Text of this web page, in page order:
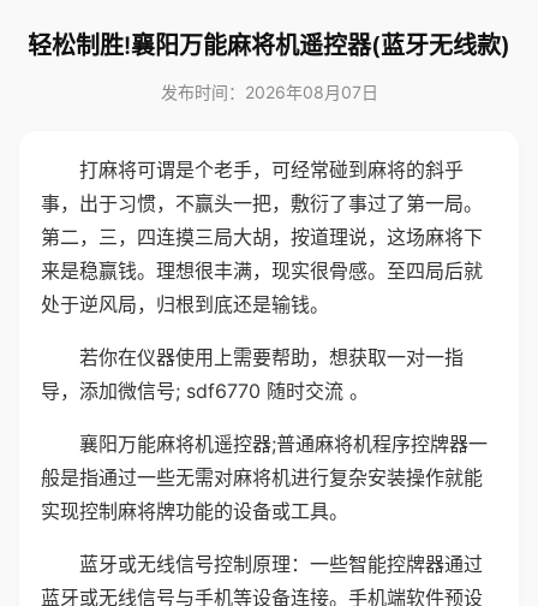
轻松制胜!襄阳万能麻将机遥控器(蓝牙无线款)
发布时间：2026年08月07日
打麻将可谓是个老手，可经常碰到麻将的斜乎
事，出于习惯，不赢头一把，敷衍了事过了第一局。
第二，三，四连摸三局大胡，按道理说，这场麻将下
来是稳赢钱。理想很丰满，现实很骨感。至四局后就
处于逆风局，归根到底还是输钱。
若你在仪器使用上需要帮助，想获取一对一指
导，添加微信号; sdf6770 随时交流 。
襄阳万能麻将机遥控器;普通麻将机程序控牌器一
般是指通过一些无需对麻将机进行复杂安装操作就能
实现控制麻将牌功能的设备或工具。
蓝牙或无线信号控制原理：一些智能控牌器通过
蓝牙或无线信号与手机等设备连接。手机端软件预设